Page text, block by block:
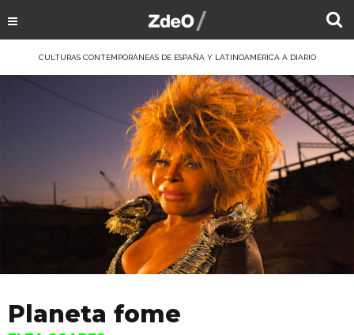
CULTURAS CONTEMPORÁNEAS DE ESPAÑA Y LATINOAMÉRICA A DIARIO
Planeta fome